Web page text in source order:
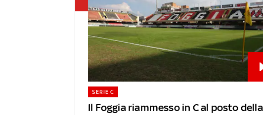
Il Foggia riammesso in C al posto della
SERIE C